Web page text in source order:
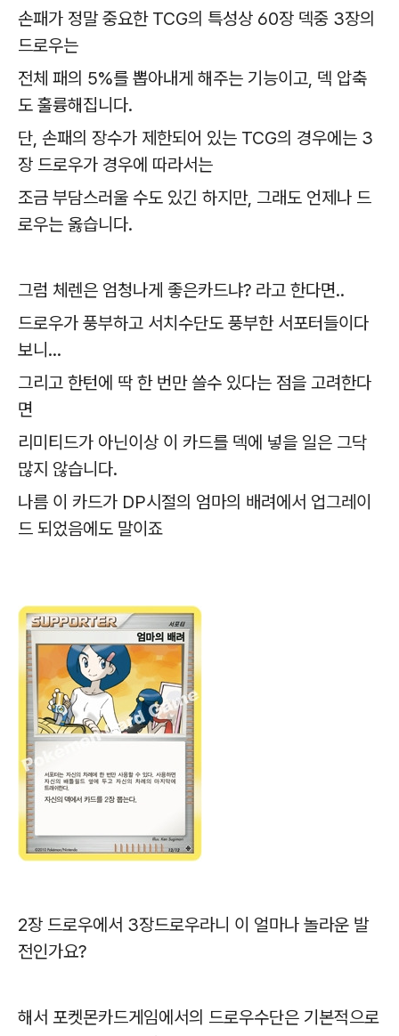
손패가 정말 중요한 TCG의 특성상 60장 덱중 3장의
드로우는
전체 패의 5%를 뽑아내게 해주는 기능이고, 덱 압축
도 훌륭해집니다.
단, 손패의 장수가 제한되어 있는 TCG의 경우에는 3
장 드로우가 경우에 따라서는
조금 부담스러울 수도 있긴 하지만, 그래도 언제나 드
로우는 옳습니다.
그럼 체렌은 엄청나게 좋은카드냐? 라고 한다면..
드로우가 풍부하고 서치수단도 풍부한 서포터들이다
보니...
그리고 한턴에 딱 한 번만 쓸수 있다는 점을 고려한다
면
리미티드가 아닌이상 이 카드를 덱에 넣을 일은 그닥
많지 않습니다.
나름 이 카드가 DP시절의 엄마의 배려에서 업그레이
드 되었음에도 말이죠
2장 드로우에서 3장드로우라니 이 얼마나 놀라운 발
전인가요?
해서 포켓몬카드게임에서의 드로우수단은 기본적으로